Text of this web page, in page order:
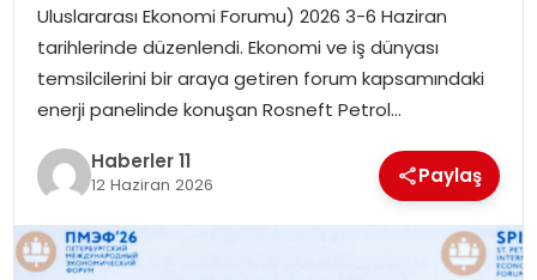
SPOR
YAŞAM
Uluslararası Ekonomi Forumu) 2026 3-6 Haziran
tarihlerinde düzenlendi. Ekonomi ve iş dünyası
temsilcilerini bir araya getiren forum kapsamındaki
enerji panelinde konuşan Rosneft Petrol…
Haberler 11
12 Haziran 2026 Paylaş